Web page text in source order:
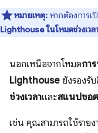
หมายเหตุ: หากต้องการเ
Lighthouse ในโหมดช่วงเว
นอกเหนือจากโหมดกา
Lighthouse ยังรองรั
ช่วงเวลาและสแนปชอต
เช่น คุณสามารถใช้รายง